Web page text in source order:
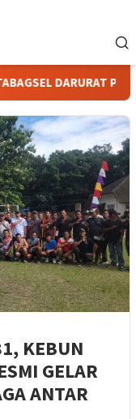
DARURAT
KEBUN
GELAR
ANTAR